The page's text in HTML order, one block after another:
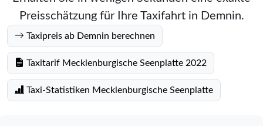
Preisschätzung für Ihre Taxifahrt in Demnin.
Taxipreis ab Demnin berechnen
Taxitarif Mecklenburgische Seenplatte 2022
Taxi-Statistiken Mecklenburgische Seenplatte